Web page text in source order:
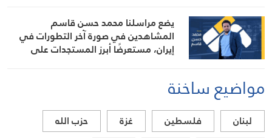
يضع مراسلنا محمد حسن قاسم
المشاهدين في صورة آخر التطورات في
إيران، مستعرضًا أبرز المستجدات على
الصلة بالشأنين الداخلي والإقليميمواضيع ساخنة
لبنان فلسطين غزة
حزب الله